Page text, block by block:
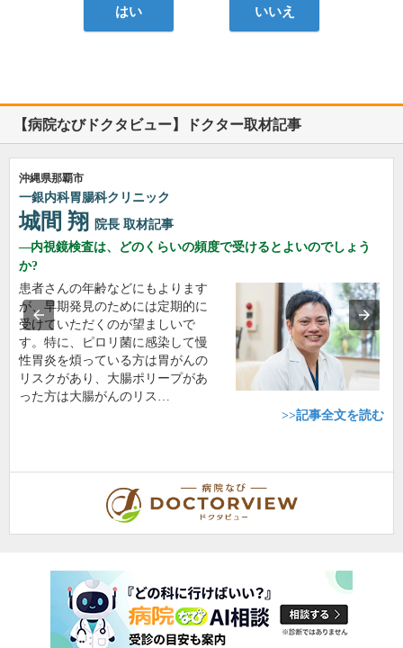
はい いいえ
【病院なびドクタビュー】ドクター取材記事
沖縄県那覇市
一銀内科胃腸科クリニック
城間 翔 院長 取材記事
内視鏡検査は、どのくらいの頻度で受けるとよいのでしょう
か?
患者さんの年齢などにもよります
が、早期発見のためには定期的に
受けていただくのが望ましいで
す。特に、ピロリ菌に感染して慢
性胃炎を煩っている方は胃がんの
リスクがあり、大腸ポリープがあ
った方は大腸がんのリス…
>>記事全文を読む